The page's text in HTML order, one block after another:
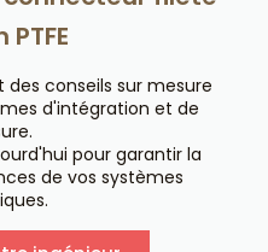
PTFE
des conseils sur mesure
d'intégration et de
pour garantir la
de vos systèmes